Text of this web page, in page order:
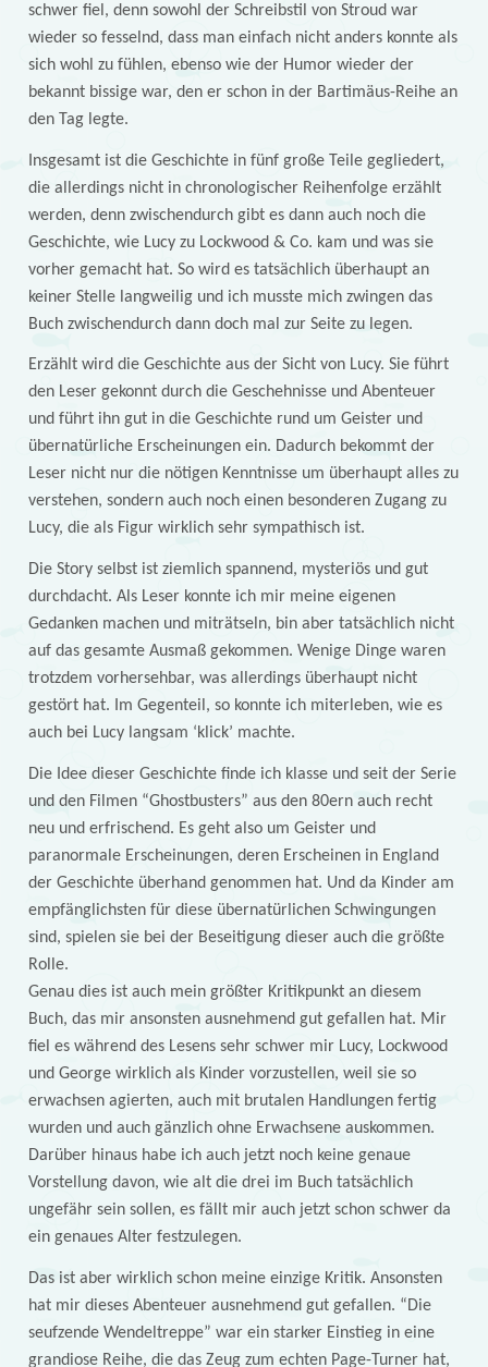
schwer fiel, denn sowohl der Schreibstil von Stroud war
wieder so fesselnd, dass man einfach nicht anders konnte als
sich wohl zu fühlen, ebenso wie der Humor wieder der
bekannt bissige war, den er schon in der Bartimäus-Reihe an
den Tag legte.
Insgesamt ist die Geschichte in fünf große Teile gegliedert,
die allerdings nicht in chronologischer Reihenfolge erzählt
werden, denn zwischendurch gibt es dann auch noch die
Geschichte, wie Lucy zu Lockwood & Co. kam und was sie
vorher gemacht hat. So wird es tatsächlich überhaupt an
keiner Stelle langweilig und ich musste mich zwingen das
Buch zwischendurch dann doch mal zur Seite zu legen.
Erzählt wird die Geschichte aus der Sicht von Lucy. Sie führt
den Leser gekonnt durch die Geschehnisse und Abenteuer
und führt ihn gut in die Geschichte rund um Geister und
übernatürliche Erscheinungen ein. Dadurch bekommt der
Leser nicht nur die nötigen Kenntnisse um überhaupt alles zu
verstehen, sondern auch noch einen besonderen Zugang zu
Lucy, die als Figur wirklich sehr sympathisch ist.
Die Story selbst ist ziemlich spannend, mysteriös und gut
durchdacht. Als Leser konnte ich mir meine eigenen
Gedanken machen und miträtseln, bin aber tatsächlich nicht
auf das gesamte Ausmaß gekommen. Wenige Dinge waren
trotzdem vorhersehbar, was allerdings überhaupt nicht
gestört hat. Im Gegenteil, so konnte ich miterleben, wie es
auch bei Lucy langsam ‘klick’ machte.
Die Idee dieser Geschichte finde ich klasse und seit der Serie
und den Filmen “Ghostbusters” aus den 80ern auch recht
neu und erfrischend. Es geht also um Geister und
paranormale Erscheinungen, deren Erscheinen in England
der Geschichte überhand genommen hat. Und da Kinder am
empfänglichsten für diese übernatürlichen Schwingungen
sind, spielen sie bei der Beseitigung dieser auch die größte
Rolle.
Genau dies ist auch mein größter Kritikpunkt an diesem
Buch, das mir ansonsten ausnehmend gut gefallen hat. Mir
fiel es während des Lesens sehr schwer mir Lucy, Lockwood
und George wirklich als Kinder vorzustellen, weil sie so
erwachsen agierten, auch mit brutalen Handlungen fertig
wurden und auch gänzlich ohne Erwachsene auskommen.
Darüber hinaus habe ich auch jetzt noch keine genaue
Vorstellung davon, wie alt die drei im Buch tatsächlich
ungefähr sein sollen, es fällt mir auch jetzt schon schwer da
ein genaues Alter festzulegen.
Das ist aber wirklich schon meine einzige Kritik. Ansonsten
hat mir dieses Abenteuer ausnehmend gut gefallen. “Die
seufzende Wendeltreppe” war ein starker Einstieg in eine
grandiose Reihe, die das Zeug zum echten Page-Turner hat,